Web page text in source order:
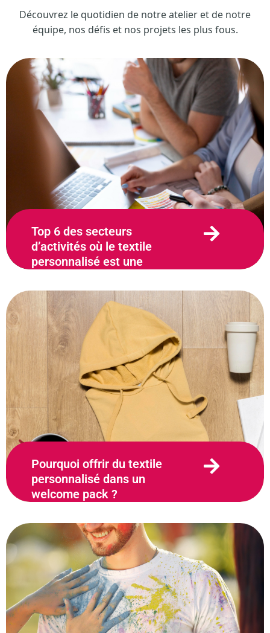
Découvrez le quotidien de notre atelier et de notre
équipe, nos défis et nos projets les plus fous.
Top 6 des secteurs
d’activités où le textile
personnalisé est une
19 décembre 2023
Pourquoi offrir du textile
personnalisé dans un
welcome pack ?